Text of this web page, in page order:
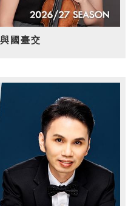
國臺交